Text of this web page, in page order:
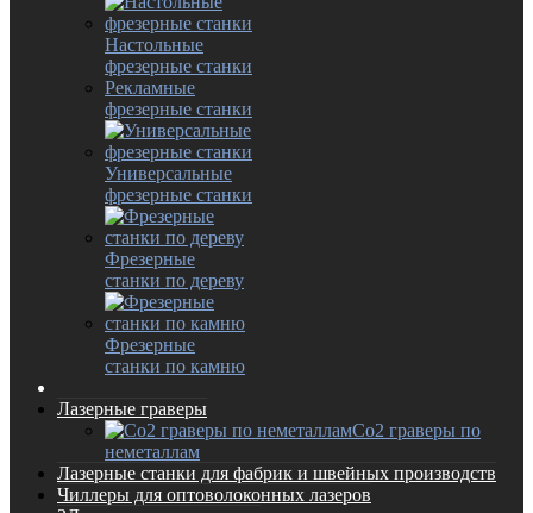
Настольные
фрезерные станки
Рекламные
фрезерные станки
Универсальные
фрезерные станки
Фрезерные
станки по дереву
Фрезерные
станки по камню
Лазерные граверы
Co2 граверы по
неметаллам
Лазерные станки для фабрик и швейных производств
Чиллеры для оптоволоконных лазеров